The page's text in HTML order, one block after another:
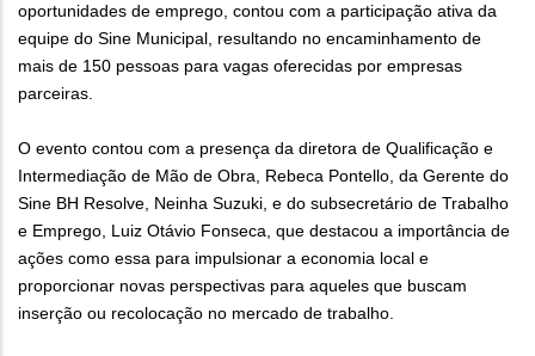
oportunidades de emprego, contou com a participação ativa da
equipe do Sine Municipal, resultando no encaminhamento de
mais de 150 pessoas para vagas oferecidas por empresas
parceiras.
O evento contou com a presença da diretora de Qualificação e
Intermediação de Mão de Obra, Rebeca Pontello, da Gerente do
Sine BH Resolve, Neinha Suzuki, e do subsecretário de Trabalho
e Emprego, Luiz Otávio Fonseca, que destacou a importância de
ações como essa para impulsionar a economia local e
proporcionar novas perspectivas para aqueles que buscam
inserção ou recolocação no mercado de trabalho.